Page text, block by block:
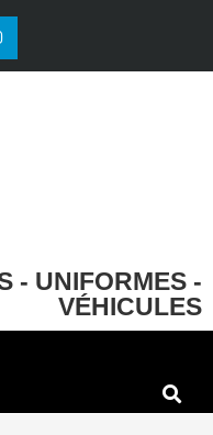
- UNIFORMES -
VÉHICULES